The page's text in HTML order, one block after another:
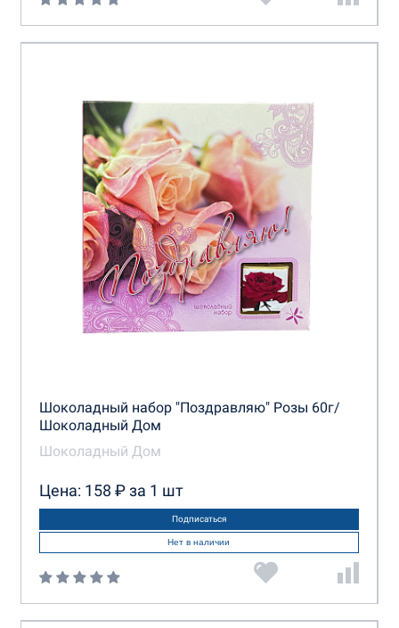
Шоколадный набор "Поздравляю" Розы 60г/
Шоколадный Дом
Шоколадный Дом
Цена: 158 ₽ за 1 шт
Подписаться
Нет в наличии